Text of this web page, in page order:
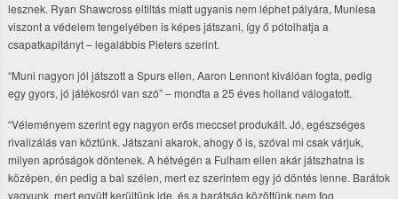
lesznek. Ryan Shawcross eltiltás miatt ugyanis nem léphet pályára, Muniesa
viszont a védelem tengelyében is képes játszani, így ő pótolhatja a
csapatkapitányt – legalábbis Pieters szerint.
“Muni nagyon jól játszott a Spurs ellen, Aaron Lennont kiválóan fogta, pedig
egy gyors, jó játékosról van szó” – mondta a 25 éves holland válogatott.
“Véleményem szerint egy nagyon erős meccset produkált. Jó, egészséges
rivalizálás van köztünk. Játszani akarok, ahogy ő is, szóval mi csak várjuk,
milyen apróságok döntenek. A hétvégén a Fulham ellen akár játszhatna is
középen, én pedig a bal szélen, mert ez szerintem egy jó döntés lenne. Barátok
vagyunk, mert együtt kerültünk ide, és a barátság közöttünk nem fog